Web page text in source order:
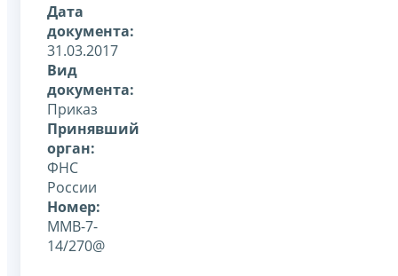
Дата
документа:
31.03.2017
Вид
документа:
Приказ
Принявший
орган:
ФНС
России
Номер:
ММВ-7-
14/270@